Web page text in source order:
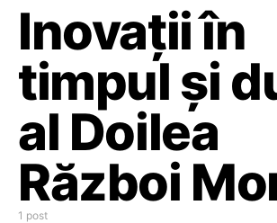
Inovații în
timpul și
al Doilea
Război
1 post